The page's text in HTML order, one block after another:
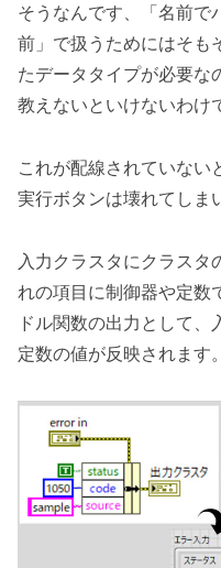
そうなんです、「名前で
前」で扱うためにはそも
たデータタイプが必要な
教えないといけないわけ
これが配線されていない
実行ボタンは壊れてしま
入力クラスタにクラス
れの項目に制御器や定数
ドル関数の出力として
定数の値が反映されます。